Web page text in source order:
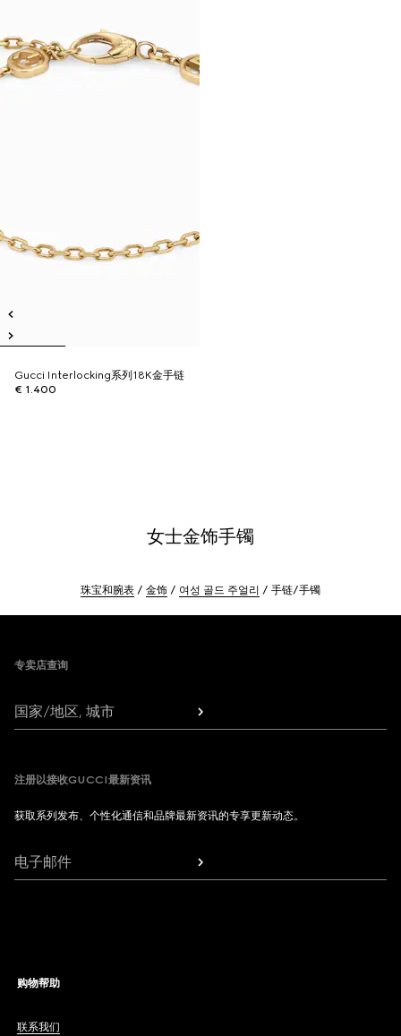
Gucci Interlocking系列18K金手链
€ 1.400
女士金饰手镯
珠宝和腕表 金饰 여성 골드 주얼리 手链/手镯
专卖店查询
国家/地区, 城市
注册以接收GUCCI最新资讯
获取系列发布、个性化通信和品牌最新资讯的专享更新动态。
电子邮件
购物帮助
联系我们